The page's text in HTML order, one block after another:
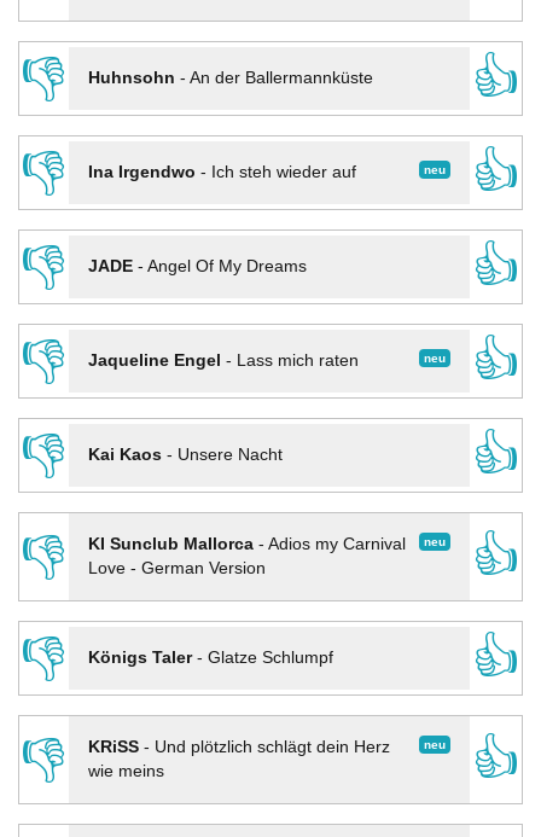
👎
Huhnsohn - An der Ballermannküste
👍
👎
neu
Ina Irgendwo - Ich steh wieder auf
👍
👎
JADE- Angel Of My Dreams
👍
👎
neu
Jaqueline Engel - Lass mich raten
👍
👎
Kai Kaos- Unsere Nacht
👍
👎
neu
KI Sunclub Mallorca- Adios my Carnival
Love - German Version
👍
👎
Königs Taler- Glatze Schlumpf
👍
👎
neu
KRiSS- Und plötzlich schlägt dein Herz
wie meins
👍